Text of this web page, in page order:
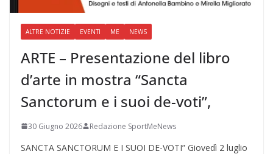
ALTRE NOTIZIE EVENTI ME NEWS
ARTE – Presentazione del libro
d’arte in mostra “Sancta
Sanctorum e i suoi de-voti”,
30 Giugno 2026 Redazione SportMeNews
SANCTA SANCTORUM E I SUOI DE-VOTI” Giovedì 2 luglio